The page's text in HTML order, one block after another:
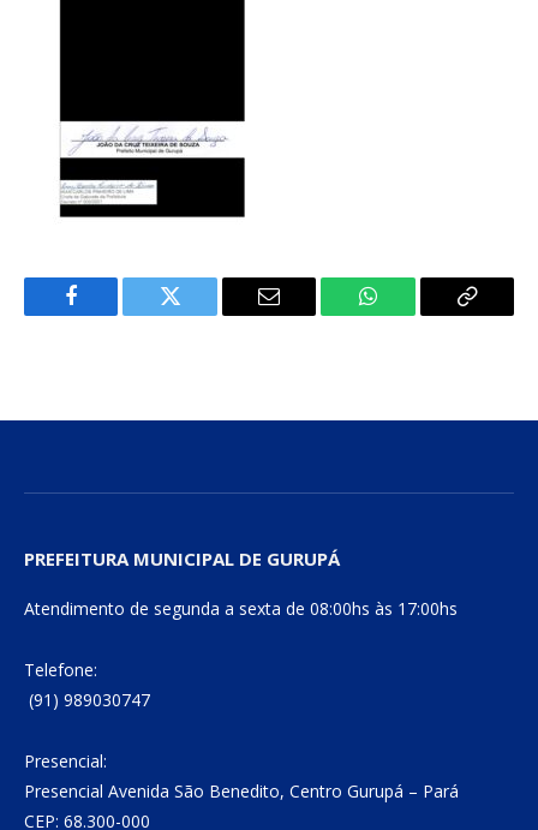
Facebook Twitter
E-
WhatsApp Copiar
PREFEITURA MUNICIPAL DE GURUPÁ
Atendimento de segunda a sexta de 08:00hs às 17:00hs
Telefone:
(91) 989030747
Presencial:
Presencial Avenida São Benedito, Centro Gurupá – Pará
CEP: 68.300-000